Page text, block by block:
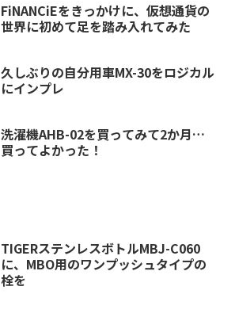
FiNANCiEをきっかけに、仮想通貨の
世界に初めて足を踏み入れてみた
久しぶりの自分用車MX-30をロジカル
にインプレ
洗濯機AHB-02を買ってみて2か月…
買ってよかった！
TIGERステンレスボトルMBJ-C060
に、MBO用のワンプッシュタイプの
栓を